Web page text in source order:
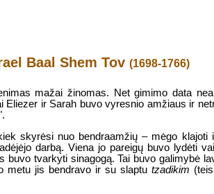
Baal Shem Tov (1698-1766)
mažai žinomas. Net gimimo data
Eliezer ir Sarah buvo vyresnio amžiaus ir
skyrėsi nuo bendraamžių – mėgo klajoti
darbą. Viena jo pareigų buvo lydėti
tvarkyti sinagogą. Tai buvo galimybė
metu jis bendravo ir su slaptu tzadikim